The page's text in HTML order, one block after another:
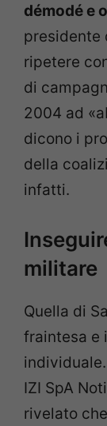
démodé e
presidente
ripetere
di
2004 ad
dicono i
della
infatti.
militare
Quella di
fraintesa e
IZI SpA
rivelato che